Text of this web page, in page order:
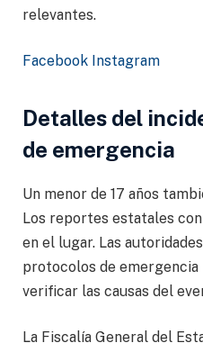
relevantes.
Facebook Instagram
Detalles del
de emergencia
Un menor de 17 años
Los reportes estatales
en el lugar. Las
protocolos de
verificar las causas del
La Fiscalía General del